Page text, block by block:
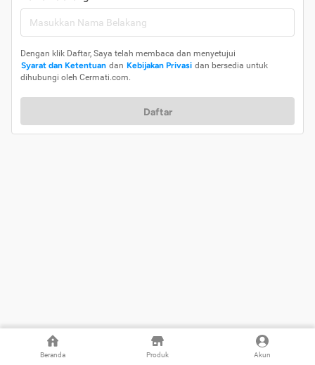
Beranda Produk Akun
Dengan klik Daftar, Saya telah membaca dan menyetujui
Syarat dan Ketentuan dan Kebijakan Privasi dan bersedia untuk
dihubungi oleh Cermati.com.
Daftar